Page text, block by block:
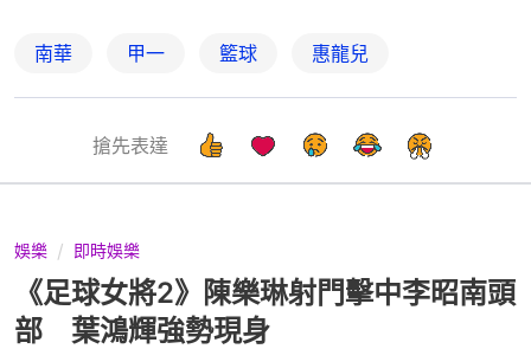
南華 甲一 籃球 惠龍兒
搶先表達
娛樂 即時娛樂
《足球女將2》陳樂琳射門擊中李昭南頭
部 葉鴻輝強勢現身